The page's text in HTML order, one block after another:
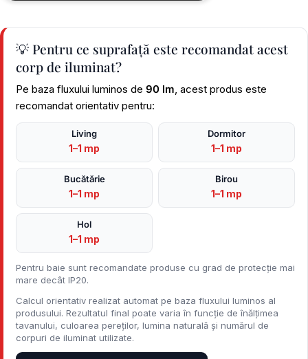
💡 Pentru ce suprafață este recomandat acest
corp de iluminat?
Pe baza fluxului luminos de 90 lm, acest produs este
recomandat orientativ pentru:
Living
1–1 mp
Dormitor
1–1 mp
Bucătărie
1–1 mp
Birou
1–1 mp
Hol
1–1 mp
Pentru baie sunt recomandate produse cu grad de protecție mai
mare decât IP20.
Calcul orientativ realizat automat pe baza fluxului luminos al
produsului. Rezultatul final poate varia în funcție de înălțimea
tavanului, culoarea pereților, lumina naturală și numărul de
corpuri de iluminat utilizate.